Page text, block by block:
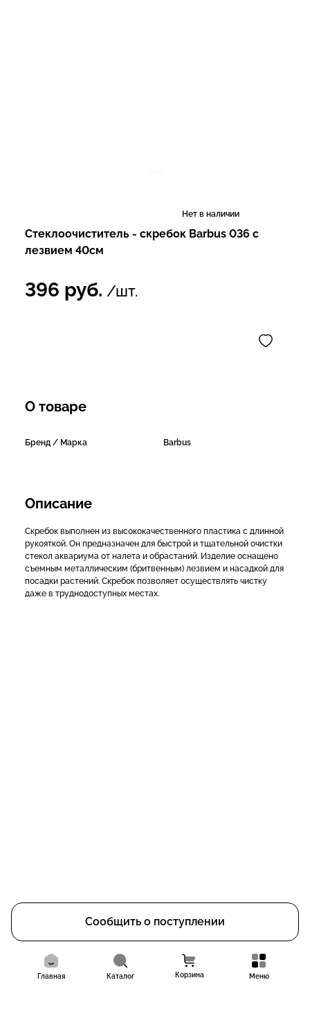
Нет в наличии
Стеклоочиститель - скребок Barbus 036 с
лезвием 40см
396 руб. /шт.
О товаре
Бренд / Марка Barbus
Описание
Скребок выполнен из высококачественного пластика с длинной
рукояткой. Он предназначен для быстрой и тщательной очистки
стекол аквариума от налета и обрастаний. Изделие оснащено
съемным металлическим (бритвенным) лезвием и насадкой для
посадки растений. Скребок позволяет осуществлять чистку
даже в труднодоступных местах.
Сообщить о поступлении
Главная Каталог Корзина Меню